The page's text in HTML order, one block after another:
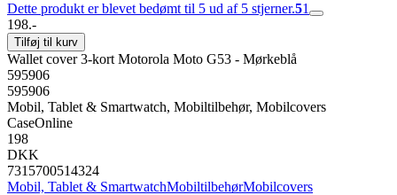
Dette produkt er blevet bedømt til 5 ud af 5 stjerner.51
198.-
Tilføj til kurv
Wallet cover 3-kort Motorola Moto G53 - Mørkeblå
595906
595906
Mobil, Tablet & Smartwatch, Mobiltilbehør, Mobilcovers
CaseOnline
198
DKK
7315700514324
Mobil, Tablet & SmartwatchMobiltilbehørMobilcovers